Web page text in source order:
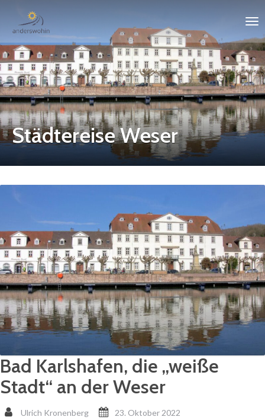
Städtereise Weser
Bad Karlshafen, die „weiße
Stadt“ an der Weser
Ulrich Kronenberg 23. Oktober 2022